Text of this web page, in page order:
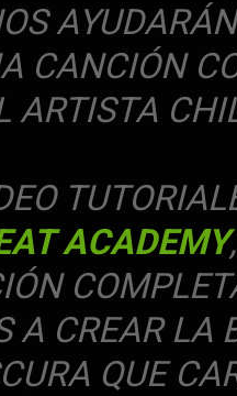
CANCIÓN
ARTISTA
ACADEMY
A CREAR LA
QUE